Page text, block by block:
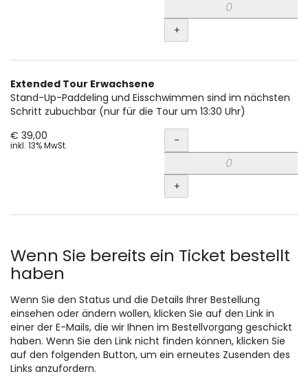
+
Extended Tour Erwachsene
Stand-Up-Paddeling und Eisschwimmen sind im nächsten
Schritt zubuchbar (nur für die Tour um 13:30 Uhr)
€ 39,00
inkl. 13% MwSt. Menge
-
+
Wenn Sie bereits ein Ticket bestellt
haben
Wenn Sie den Status und die Details Ihrer Bestellung
einsehen oder ändern wollen, klicken Sie auf den Link in
einer der E-Mails, die wir Ihnen im Bestellvorgang geschickt
haben. Wenn Sie den Link nicht finden können, klicken Sie
auf den folgenden Button, um ein erneutes Zusenden des
Links anzufordern.